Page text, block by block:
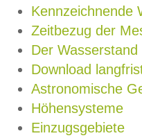
Kennzeichnende
Zeitbezug der
Der Wasserstand
Download
Astronomische
Höhensysteme
Einzugsgebiete